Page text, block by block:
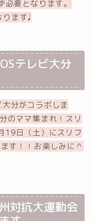
要となります。
ます♩
テレビ大分
分がコラボしま
のママ集まれ！スリ
19日（土）にスリフ
す！！お楽しみに＾
対抗大運動会